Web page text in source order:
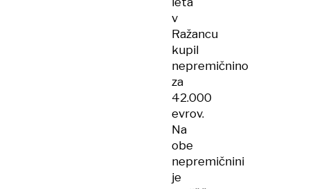
v
Ražancu
kupil
nepremičnino
za
42.000
evrov.
Na
obe
nepremičnini
je